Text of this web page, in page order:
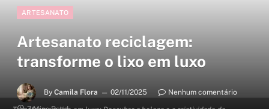
ARTESANATO
Artesanato reciclagem:
transforme o lixo em luxo
By Camila Flora 02/11/2025
Nenhum comentário